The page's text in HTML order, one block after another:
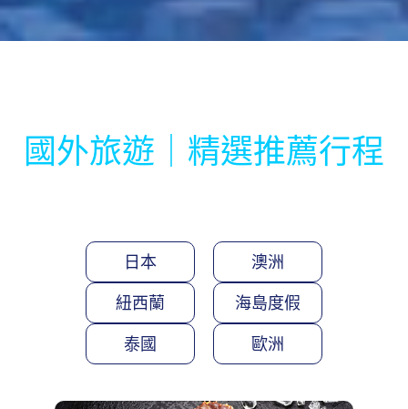
國外旅遊｜精選推薦行程
日本 澳洲